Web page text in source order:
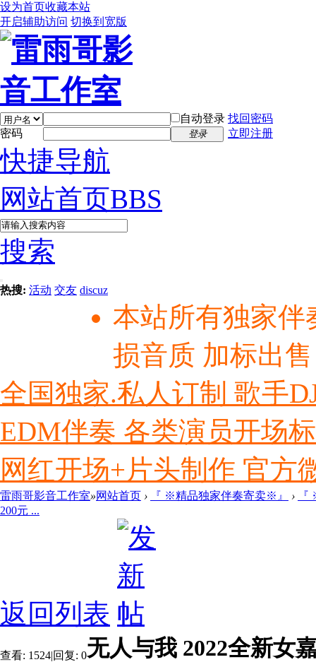
设为首页收藏本站
开启辅助访问 切换到宽版
自动登录 找回密码
密码
登录 立即注册
快捷导航
网站首页BBS
搜索
热搜: 活动 交友 discuz
本站所有独家伴
损音质 加标出
全国独家.私人订制 歌手
EDM伴奏 各类演员开场
网红开场+片头制作 官方
雷雨哥影音工作室»网站首页 › 『 ※精品独家伴奏寄卖※』 ›
200元 ...
返回列表
查看: 1524|回复: 0无人与我 2022全新女